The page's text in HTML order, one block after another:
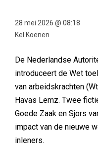
28 mei 2026 @ 08:18
Kel Koenen
De Nederlandse
introduceert de Wet
van arbeidskrachten
Havas Lemz. Twee
Goede Zaak en Sjors
impact van de nieuwe
inleners.